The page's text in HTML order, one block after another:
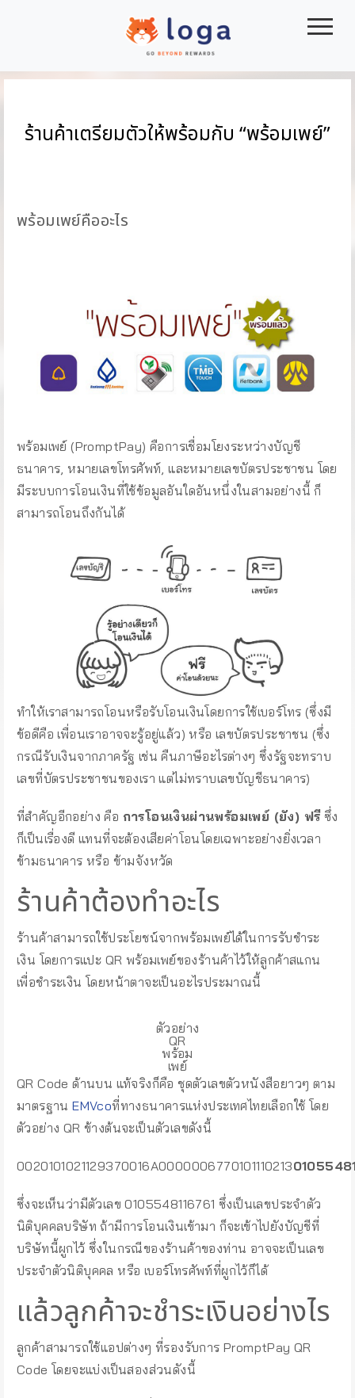
|||
ร้านค้าเตรียมตัวให้พร้อมกับ “พร้อมเพย์”
พร้อมเพย์คืออะไร
พร้อมเพย์ (PromptPay) คือการเชื่อมโยงระหว่างบัญชี
ธนาคาร, หมายเลขโทรศัพท์, และหมายเลขบัตรประชาชน โดย
มีระบบการโอนเงินที่ใช้ข้อมูลอันใดอันหนึ่งในสามอย่างนี้ ก็
สามารถโอนถึงกันได้
ทำให้เราสามารถโอนหรือรับโอนเงินโดยการใช้เบอร์โทร (ซึ่งมี
ข้อดีคือ เพื่อนเราอาจจะรู้อยู่แล้ว) หรือ เลขบัตรประชาชน (ซึ่ง
กรณีรับเงินจากภาครัฐ เช่น คืนภาษีอะไรต่างๆ ซึ่งรัฐจะทราบ
เลขที่บัตรประชาชนของเรา แต่ไม่ทราบเลขบัญชีธนาคาร)
ที่สำคัญอีกอย่าง คือ การโอนเงินผ่านพร้อมเพย์ (ยัง) ฟรีซึ่ง
ก็เป็นเรื่องดี แทนที่จะต้องเสียค่าโอนโดยเฉพาะอย่างยิ่งเวลา
ข้ามธนาคาร หรือ ข้ามจังหวัด
ร้านค้าต้องทำอะไร
ร้านค้าสามารถใช้ประโยชน์จากพร้อมเพย์ได้ในการรับชำระ
เงิน โดยการแปะ QR พร้อมเพย์ของร้านค้าไว้ให้ลูกค้าสแกน
เพื่อชำระเงิน โดยหน้าตาจะเป็นอะไรประมาณนี้
ตัวอย่าง
QR
พร้อม
เพย์
QR Code ด้านบน แท้จริงก็คือ ชุดตัวเลขตัวหนังสือยาวๆ ตาม
มาตรฐานEMVcoที่ทางธนาคารแห่งประเทศไทยเลือกใช้ โดย
ตัวอย่าง QR ข้างต้นจะเป็นตัวเลขดังนี้
0020101021129370016A0000006770101110213
ซึ่งจะเห็นว่ามีตัวเลข 0105548116761 ซึ่งเป็นเลขประจำตัว
นิติบุคคลบริษัท ถ้ามีการโอนเงินเข้ามา ก็จะเข้าไปยังบัญชีที่
บริษัทนี้ผูกไว้ ซึ่งในกรณีของร้านค้าของท่าน อาจจะเป็นเลข
ประจำตัวนิติบุคคล หรือ เบอร์โทรศัพท์ที่ผูกไว้ก็ได้
แล้วลูกค้าจะชำระเงินอย่างไร
ลูกค้าสามารถใช้แอปต่างๆ ที่รองรับการ PromptPay QR
Code โดยจะแบ่งเป็นสองส่วนดังนี้